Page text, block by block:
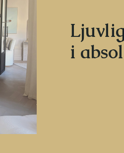
i